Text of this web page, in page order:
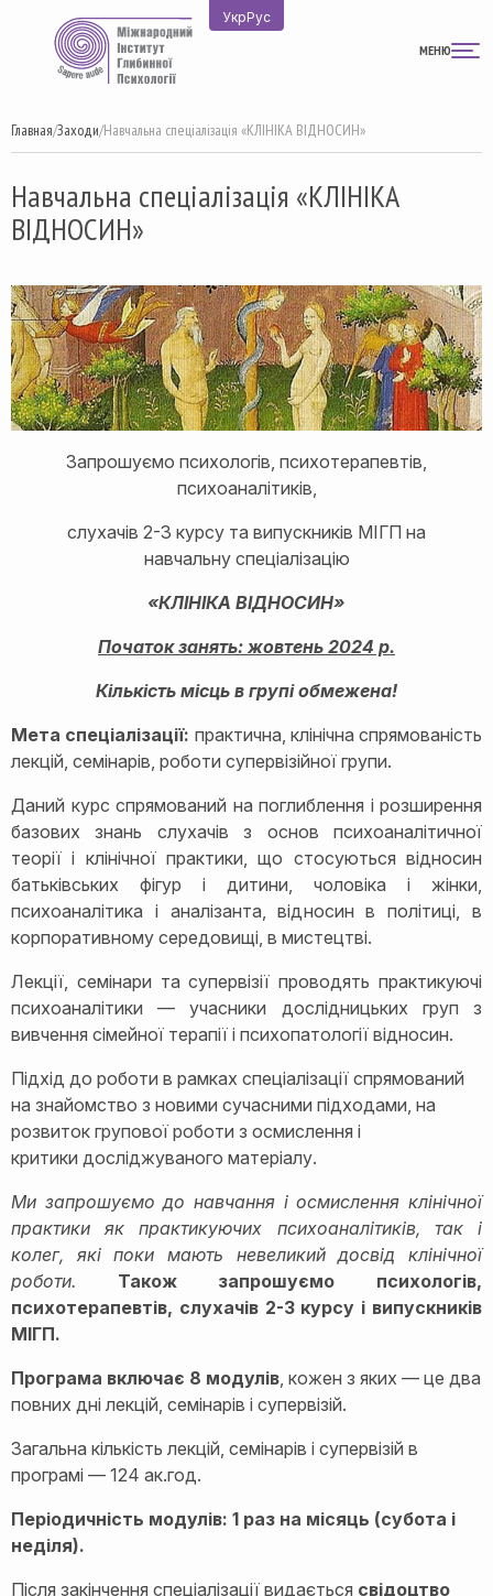
содержимому
УкрРус
МЕНЮ
Главная/Заходи/Навчальна спеціалізація «КЛІНІКА ВІДНОСИН»
Навчальна спеціалізація «КЛІНІКА
ВІДНОСИН»
Запрошуємо психологів, психотерапевтів,
психоаналітиків,
слухачів 2-3 курсу та випускників МІГП на
навчальну спеціалізацію
«КЛІНІКА ВІДНОСИН»
Початок занять: жовтень 2024 р.
Кількість місць в групі обмежена!
Мета спеціалізації: практична, клінічна спрямованість
лекцій, семінарів, роботи супервізійної групи.
Даний курс спрямований на поглиблення і розширення
базових знань слухачів з основ психоаналітичної
теорії і клінічної практики, що стосуються відносин
батьківських фігур і дитини, чоловіка і жінки,
психоаналітика і аналізанта, відносин в політиці, в
корпоративному середовищі, в мистецтві.
Лекції, семінари та супервізії проводять практикуючі
психоаналітики — учасники дослідницьких груп з
вивчення сімейної терапії і психопатології відносин.
Підхід до роботи в рамках спеціалізації спрямований
на знайомство з новими сучасними підходами, на
розвиток групової роботи з осмислення і
критики досліджуваного матеріалу.
Ми запрошуємо до навчання і осмислення клінічної
практики як практикуючих психоаналітиків, так і
колег, які поки мають невеликий досвід клінічної
роботи.
Також запрошуємо психологів,
психотерапевтів, слухачів 2-3 курсу і випускників
МІГП.
Програма включає 8 модулів , кожен з яких — це два
повних дні лекцій, семінарів і супервізій.
Загальна кількість лекцій, семінарів і супервізій в
програмі — 124 ак.год.
Періодичність модулів: 1 раз на місяць (субота і
неділя).
Після закінчення спеціалізації видається свідоцтво